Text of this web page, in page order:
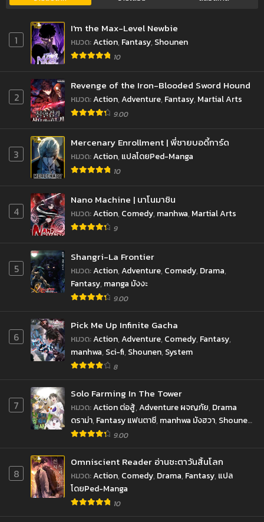
1
I'm the Max-Level Newbie
หมวด:Action, Fantasy, Shounen
10
2
Revenge of the Iron-Blooded Sword Hound
หมวด:Action,Adventure, Fantasy, Martial Arts
9.00
3
Mercenary Enrollment | พี่ชายบอดี้การ์ด
หมวด:Action, แปลโดยPed-Manga
10
4
Nano Machine | นาโนมาชิน
หมวด:Action, Comedy, manhwa, Martial Arts
9
5
Shangri-La Frontier
หมวด:Action,Adventure, Comedy, Drama,
Fantasy, manga มังงะ
9.00
6
Pick Me Up Infinite Gacha
หมวด:Action,Adventure, Comedy, Fantasy,
manhwa, Sci-fi, Shounen, System
8
7
Solo Farming In The Tower
หมวด:Action ต่อสู้,Adventure ผจญภัย, Drama
ดราม่า, Fantasy แฟนตาซี, manhwa มังฮวา, Shounen
โชเน็น
9.00
8
Omniscient Reader อ่านชะตาวันสิ้นโลก
หมวด:Action, Comedy, Drama, Fantasy, แปล
โดยPed-Manga
10